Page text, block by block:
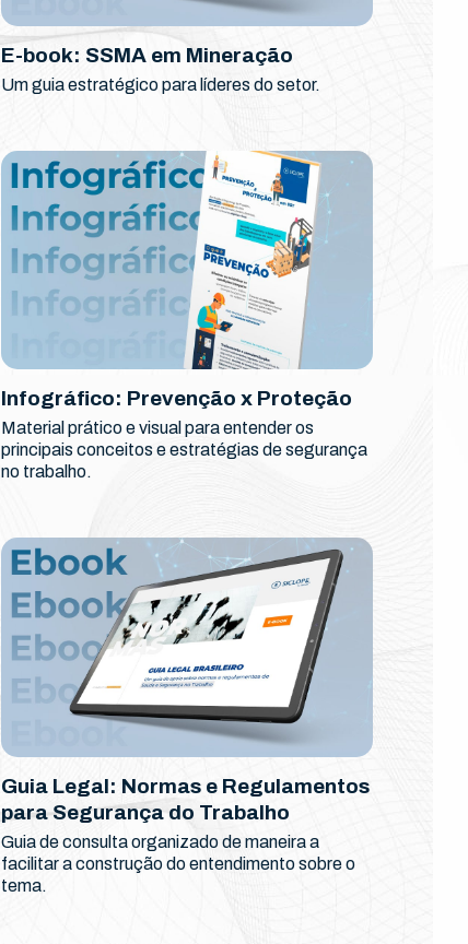
E-book: SSMA em Mineração
Um guia estratégico para líderes do setor.
Infográfico: Prevenção x Proteção
Material prático e visual para entender os
principais conceitos e estratégias de segurança
no trabalho.
Guia Legal: Normas e Regulamentos
para Segurança do Trabalho
Guia de consulta organizado de maneira a
facilitar a construção do entendimento sobre o
tema.